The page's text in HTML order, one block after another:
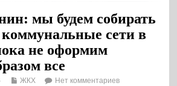
мы будем собирать
сети в
не оформим
все
ЖКХ Нет комментариев